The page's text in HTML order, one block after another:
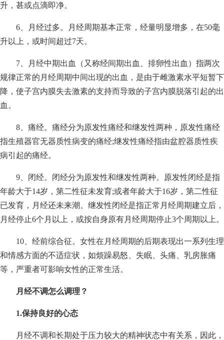
升，甚或点滴即净。
6、月经过多。月经周期基本正常，经量明显增多，在50毫
升以上，或时间超过7天。
7、月经中期出血（又称经间期出血、排卵性出血）指两次
规律正常的月经周期中间出现的出血，是由于雌激素水平短暂下
降，使子宫内膜失去激素的支持而导致的子宫内膜脱落引起的出
血。
8、痛经。痛经分为原发性痛经和继发性两种，原发性痛经
指生殖器官无器质性病变的痛经;继发性痛经指由盆腔器质性疾
病引起的痛经。
9、闭经。闭经分为原发性和继发性两种。原发性闭经是指
年龄大于14岁，第二性征未发育;或者年龄大于16岁，第二性征
已发育，月经还未来潮。继发性闭经是指正常月经周期建立后，
月经停止6个月以上，或按自身原有月经周期停止3个周期以上。
10、经前综合征。女性在月经周期的后期表现出一系列生理
和情感方面的不适症状，如烦躁易怒、失眠、头痛、乳房胀痛
等，严重者可影响女性的正常生活。
月经不调怎么调理？
1.保持良好的心态
月经不调和长期处于压力较大的精神状态中有关系，因此，